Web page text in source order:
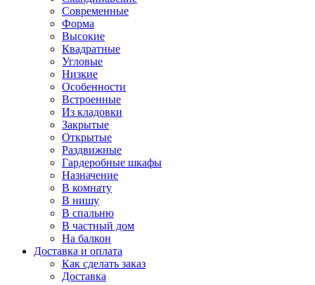
Современные
Форма
Высокие
Квадратные
Угловые
Низкие
Особенности
Встроенные
Из кладовки
Закрытые
Открытые
Раздвижные
Гардеробные шкафы
Назначение
В комнату
В нишу
В спальню
В частный дом
На балкон
Доставка и оплата
Как сделать заказ
Доставка